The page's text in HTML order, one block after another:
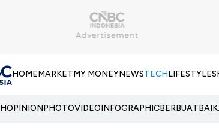
HOMEMARKETMY MONEYNEWSTECHLIFESTYLE
OPINIONPHOTOVIDEOINFOGRAPHIC